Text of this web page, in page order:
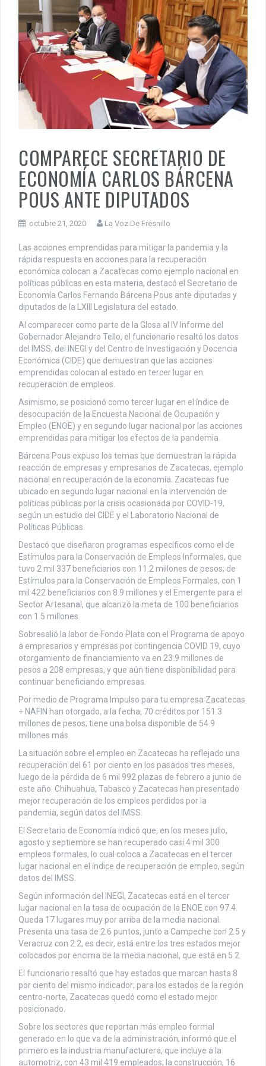
COMPARECE SECRETARIO DE
ECONOMÍA CARLOS BÁRCENA
POUS ANTE DIPUTADOS
octubre 21, 2020 La Voz De Fresnillo
Las acciones emprendidas para mitigar la pandemia y la
rápida respuesta en acciones para la recuperación
económica colocan a Zacatecas como ejemplo nacional en
políticas públicas en esta materia, destacó el Secretario de
Economía Carlos Fernando Bárcena Pous ante diputadas y
diputados de la LXIII Legislatura del estado.
Al comparecer como parte de la Glosa al IV Informe del
Gobernador Alejandro Tello, el funcionario resaltó los datos
del IMSS, del INEGI y del Centro de Investigación y Docencia
Económica (CIDE) que demuestran que las acciones
emprendidas colocan al estado en tercer lugar en
recuperación de empleos.
Asimismo, se posicionó como tercer lugar en el índice de
desocupación de la Encuesta Nacional de Ocupación y
Empleo (ENOE) y en segundo lugar nacional por las acciones
emprendidas para mitigar los efectos de la pandemia.
Bárcena Pous expuso los temas que demuestran la rápida
reacción de empresas y empresarios de Zacatecas, ejemplo
nacional en recuperación de la economía. Zacatecas fue
ubicado en segundo lugar nacional en la intervención de
políticas públicas por la crisis ocasionada por COVID-19,
según un estudio del CIDE y el Laboratorio Nacional de
Políticas Públicas.
Destacó que diseñaron programas específicos como el de
Estímulos para la Conservación de Empleos Informales, que
tuvo 2 mil 337 beneficiarios con 11.2 millones de pesos; de
Estímulos para la Conservación de Empleos Formales, con 1
mil 422 beneficiarios con 8.9 millones y el Emergente para el
Sector Artesanal, que alcanzó la meta de 100 beneficiarios
con 1.5 millones.
Sobresalió la labor de Fondo Plata con el Programa de apoyo
a empresarios y empresas por contingencia COVID 19, cuyo
otorgamiento de financiamiento va en 23.9 millones de
pesos a 208 empresas, y que aún tiene disponibilidad para
continuar beneficiando empresas.
Por medio de Programa Impulso para tu empresa Zacatecas
+ NAFIN han otorgado, a la fecha, 70 créditos por 151.3
millones de pesos; tiene una bolsa disponible de 54.9
millones más.
La situación sobre el empleo en Zacatecas ha reflejado una
recuperación del 61 por ciento en los pasados tres meses,
luego de la pérdida de 6 mil 992 plazas de febrero a junio de
este año. Chihuahua, Tabasco y Zacatecas han presentado
mejor recuperación de los empleos perdidos por la
pandemia, según datos del IMSS.
El Secretario de Economía indicó que, en los meses julio,
agosto y septiembre se han recuperado casi 4 mil 300
empleos formales, lo cual coloca a Zacatecas en el tercer
lugar nacional en el índice de recuperación de empleo, según
datos del IMSS.
Según información del INEGI, Zacatecas está en el tercer
lugar nacional en la tasa de ocupación de la ENOE con 97.4.
Queda 17 lugares muy por arriba de la media nacional.
Presenta una tasa de 2.6 puntos, junto a Campeche con 2.5 y
Veracruz con 2.2, es decir, está entre los tres estados mejor
colocados por encima de la media nacional, que está en 5.2.
El funcionario resaltó que hay estados que marcan hasta 8
por ciento del mismo indicador; para los estados de la región
centro-norte, Zacatecas quedó como el estado mejor
posicionado.
Sobre los sectores que reportan más empleo formal
generado en lo que va de la administración, informó que el
primero es la industria manufacturera, que incluye a la
automotriz, con 43 mil 419 empleados; la construcción, 16